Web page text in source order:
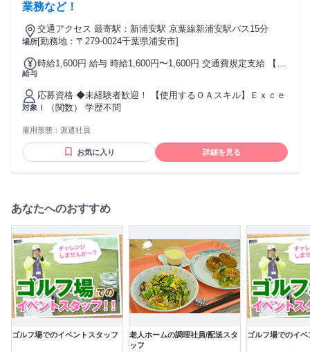
業務など！
場所
交通アクセス 最寄駅：新浦安駅 京葉線新浦安駅バス15分
[勤務地：〒279-0024千葉県浦安市]
給与
時給1,600円 給与 時給1,600円〜1,600円 交通費規定支給 【紹
与含２回／年２．０ヶ月分）★ ※2ヶ月後、派遣先と本人の同
意が得られた場合のみ行います。 ◎給与前払いサービスあ
り！ 給与前に給与が受け取れる福利厚生サービスを導入して
います。 詳細については弊社速払い特設ページをご確認くだ
きる金額の計算式や諸条件がございます。 ※利用できるタイ
ミングはご就業先の勤怠管理形態によって月1、２回～毎日と
大きく異なります。
対象
応募資格 ◆未経験者歓迎！ 【使用するＯＡスキル】Ｅｘｃｅ
ｌ（関数） 学歴不問
雇用形態： 派遣社員
お気に入り 詳細を見る
あなたへのおすすめ
ゴルフ場でのイベントスタッフ
老人ホームの調理社員/配送スタ
ッフ
ゴルフ場でのイ